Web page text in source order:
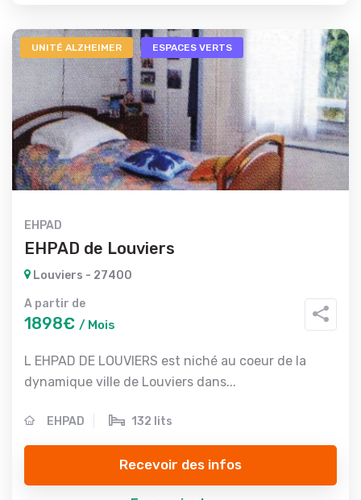
UNITÉ ALZHEIMER ESPACES VERTS
EHPAD
EHPAD de Louviers
Louviers - 27400
A partir de
1898€ / Mois
L EHPAD DE LOUVIERS est niché au coeur de la
dynamique ville de Louviers dans...
EHPAD 132 lits
Recevoir des infos